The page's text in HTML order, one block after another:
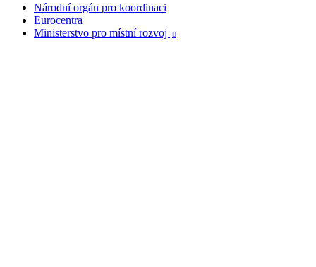
Národní orgán pro koordinaci
Eurocentra
Ministerstvo pro místní rozvoj
